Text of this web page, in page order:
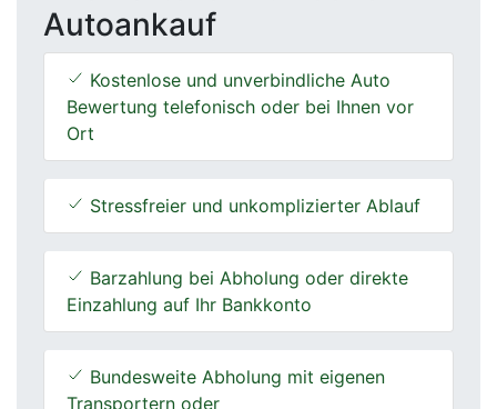
Autoankauf
Kostenlose und unverbindliche Auto
Bewertung telefonisch oder bei Ihnen vor
Ort
Stressfreier und unkomplizierter Ablauf
Barzahlung bei Abholung oder direkte
Einzahlung auf Ihr Bankkonto
Bundesweite Abholung mit eigenen
Transportern oder